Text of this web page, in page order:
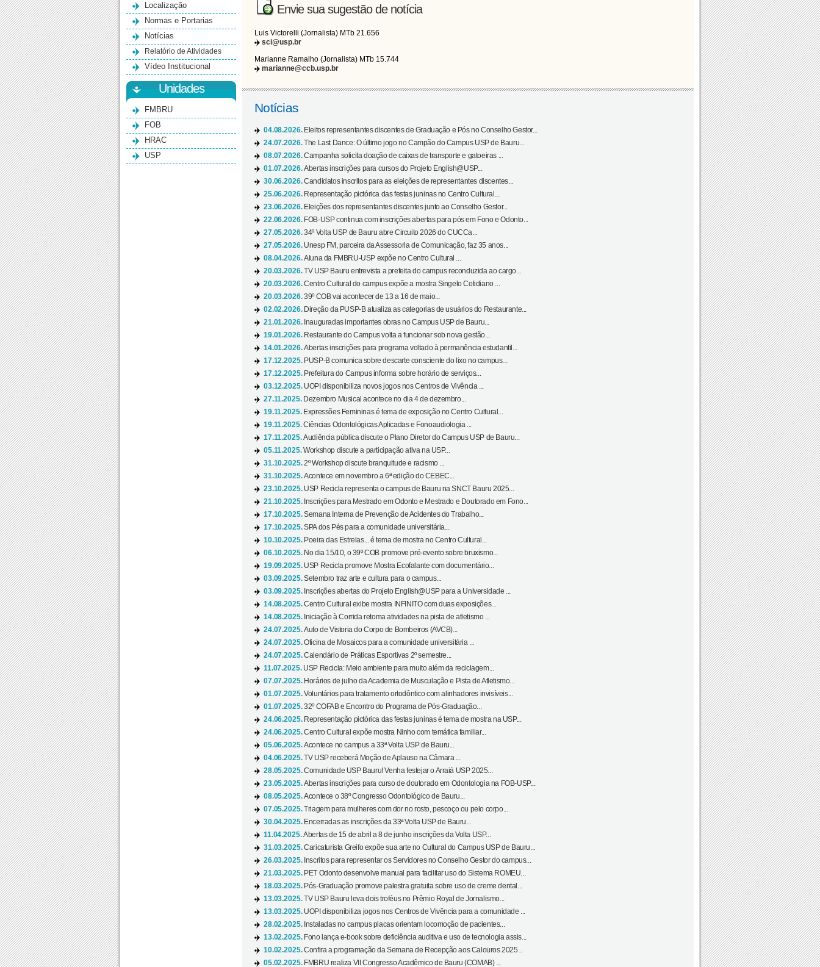
Localização
Normas e Portarias
Notícias
Relatório de Atividades
Vídeo Institucional
Unidades
FMBRU
FOB
HRAC
USP
Envie sua sugestão de notícia
Luis Victorelli (Jornalista) MTb 21.656
sci@usp.br
Marianne Ramalho (Jornalista) MTb 15.744
marianne@ccb.usp.br
Notícias
04.08.2026. Eleitos representantes discentes de Graduação e Pós no Conselho Gestor...
24.07.2026.The Last Dance: O último jogo no Campão do Campus USP de Bauru...
08.07.2026.Campanha solicita doação de caixas de transporte e gatoeiras ...
01.07.2026.Abertas inscrições para cursos do Projeto English@USP...
30.06.2026.Candidatos inscritos para as eleições de representantes discentes...
25.06.2026. Representação pictórica das festas juninas no Centro Cultural...
23.06.2026. Eleições dos representantes discentes junto ao Conselho Gestor...
22.06.2026. FOB-USP continua com inscrições abertas para pós em Fono e Odonto...
27.05.2026.34ª Volta USP de Bauru abre Circuito 2026 do CUCCa...
27.05.2026. Unesp FM, parceira da Assessoria de Comunicação, faz 35 anos...
08.04.2026.Aluna da FMBRU-USP expõe no Centro Cultural ...
20.03.2026.TV USP Bauru entrevista a prefeita do campus reconduzida ao cargo...
20.03.2026.Centro Cultural do campus expõe a mostra Singelo Cotidiano ...
20.03.2026.39º COB vai acontecer de 13 a 16 de maio...
02.02.2026. Direção da PUSP-B atualiza as categorias de usuários do Restaurante...
21.01.2026. Inauguradas importantes obras no Campus USP de Bauru...
19.01.2026. Restaurante do Campus volta a funcionar sob nova gestão...
14.01.2026.Abertas inscrições para programa voltado à permanência estudantil...
17.12.2025. PUSP-B comunica sobre descarte consciente do lixo no campus...
17.12.2025. Prefeitura do Campus informa sobre horário de serviços...
03.12.2025. UOPI disponibiliza novos jogos nos Centros de Vivência ...
27.11.2025. Dezembro Musical acontece no dia 4 de dezembro...
19.11.2025. Expressões Femininas é tema de exposição no Centro Cultural...
19.11.2025.Ciências Odontológicas Aplicadas e Fonoaudiologia ...
17.11.2025.Audiência pública discute o Plano Diretor do Campus USP de Bauru...
05.11.2025.Workshop discute a participação ativa na USP...
31.10.2025.2º Workshop discute branquitude e racismo ...
31.10.2025.Acontece em novembro a 6ª edição do CEBEC...
23.10.2025. USP Recicla representa o campus de Bauru na SNCT Bauru 2025...
21.10.2025. Inscrições para Mestrado em Odonto e Mestrado e Doutorado em Fono...
17.10.2025.Semana Interna de Prevenção de Acidentes do Trabalho...
17.10.2025.SPA dos Pés para a comunidade universitária...
10.10.2025. Poeira das Estrelas... é tema de mostra no Centro Cultural...
06.10.2025. No dia 15/10, o 39º COB promove pré-evento sobre bruxismo...
19.09.2025. USP Recicla promove Mostra Ecofalante com documentário...
03.09.2025.Setembro traz arte e cultura para o campus...
03.09.2025. Inscrições abertas do Projeto English@USP para a Universidade ...
14.08.2025.Centro Cultural exibe mostra INFINITO com duas exposições...
14.08.2025. Iniciação à Corrida retoma atividades na pista de atletismo ...
24.07.2025.Auto de Vistoria do Corpo de Bombeiros (AVCB)...
24.07.2025.Oficina de Mosaicos para a comunidade universitária ...
24.07.2025.Calendário de Práticas Esportivas 2º semestre...
11.07.2025. USP Recicla: Meio ambiente para muito além da reciclagem...
07.07.2025. Horários de julho da Academia de Musculação e Pista de Atletismo...
01.07.2025.Voluntários para tratamento ortodôntico com alinhadores invisíveis...
01.07.2025.32º COFAB e Encontro do Programa de Pós-Graduação...
24.06.2025. Representação pictórica das festas juninas é tema de mostra na USP...
24.06.2025.Centro Cultural expõe mostra Ninho com temática familiar...
05.06.2025.Acontece no campus a 33ª Volta USP de Bauru...
04.06.2025.TV USP receberá Moção de Aplauso na Câmara ...
28.05.2025.Comunidade USP Bauru! Venha festejar o Arraiá USP 2025...
23.05.2025.Abertas inscrições para curso de doutorado em Odontologia na FOB-USP...
08.05.2025.Acontece o 38º Congresso Odontológico de Bauru...
07.05.2025.Triagem para mulheres com dor no rosto, pescoço ou pelo corpo...
30.04.2025. Encerradas as inscrições da 33ª Volta USP de Bauru...
11.04.2025.Abertas de 15 de abril a 8 de junho inscrições da Volta USP...
31.03.2025.Caricaturista Greifo expõe sua arte no Cultural do Campus USP de Bauru...
26.03.2025. Inscritos para representar os Servidores no Conselho Gestor do campus...
21.03.2025. PET Odonto desenvolve manual para facilitar uso do Sistema ROMEU...
18.03.2025. Pós-Graduação promove palestra gratuita sobre uso de creme dental...
13.03.2025.TV USP Bauru leva dois troféus no Prêmio Royal de Jornalismo...
13.03.2025. UOPI disponibiliza jogos nos Centros de Vivência para a comunidade ...
28.02.2025. Instaladas no campus placas orientam locomoção de pacientes...
13.02.2025. Fono lança e-book sobre deficiência auditiva e uso de tecnologia assis...
10.02.2025.Confira a programação da Semana de Recepção aos Calouros 2025...
05.02.2025. FMBRU realiza VII Congresso Acadêmico de Bauru (COMAB) ...